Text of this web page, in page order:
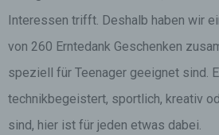
Interessen trifft. Deshalb haben wir
von 260 Erntedank Geschenken
speziell für Teenager geeignet sind.
technikbegeistert, sportlich, kreativ
sind, hier ist für jeden etwas dabei.